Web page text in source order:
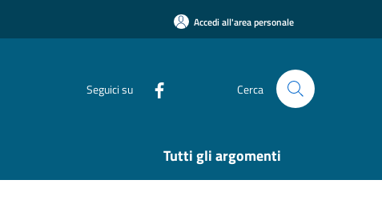
Accedi all'area personale
Seguici su Cerca
Tutti gli argomenti